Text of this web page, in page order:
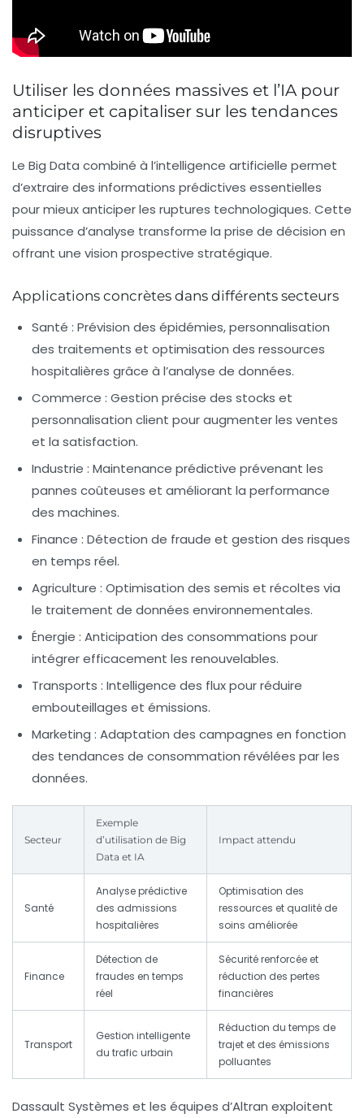
Utiliser les données massives et l’IA pour
anticiper et capitaliser sur les tendances
disruptives
Le Big Data combiné à l’intelligence artificielle permet
d’extraire des informations prédictives essentielles
pour mieux anticiper les ruptures technologiques. Cette
puissance d’analyse transforme la prise de décision en
offrant une vision prospective stratégique.
Applications concrètes dans différents secteurs
Santé : Prévision des épidémies, personnalisation
des traitements et optimisation des ressources
hospitalières grâce à l’analyse de données.
Commerce : Gestion précise des stocks et
personnalisation client pour augmenter les ventes
et la satisfaction.
Industrie : Maintenance prédictive prévenant les
pannes coûteuses et améliorant la performance
des machines.
Finance : Détection de fraude et gestion des risques
en temps réel.
Agriculture : Optimisation des semis et récoltes via
le traitement de données environnementales.
Énergie : Anticipation des consommations pour
intégrer efficacement les renouvelables.
Transports : Intelligence des flux pour réduire
embouteillages et émissions.
Marketing : Adaptation des campagnes en fonction
des tendances de consommation révélées par les
données.
Secteur
Exemple
d’utilisation de Big
Data et IA
Impact attendu
Santé
Analyse prédictive
des admissions
hospitalières
Optimisation des
ressources et qualité de
soins améliorée
Finance
Détection de
fraudes en temps
réel
Sécurité renforcée et
réduction des pertes
financières
Transport
Gestion intelligente
du trafic urbain
Réduction du temps de
trajet et des émissions
polluantes
Dassault Systèmes et les équipes d’Altran exploitent